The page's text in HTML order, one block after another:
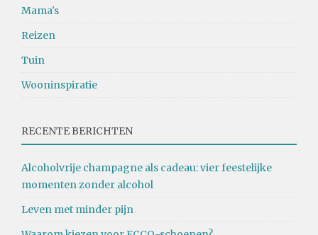
Mama's
Reizen
Tuin
Wooninspiratie
RECENTE BERICHTEN
Alcoholvrije champagne als cadeau: vier feestelijke
momenten zonder alcohol
Leven met minder pijn